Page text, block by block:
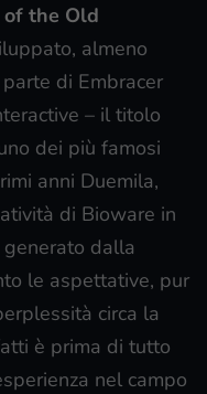
the Old
almeno
di Embracer
– il titolo
dei più famosi
anni Duemila,
di Bioware in
generato dalla
le aspettative, pur
circa la
è prima di tutto
nel campo